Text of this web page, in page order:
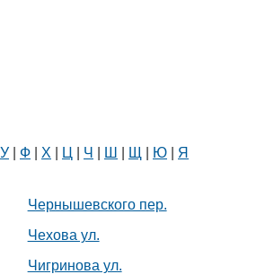
У Ф Х Ц Ч Ш Щ Ю Я
Чернышевского пер.
Чехова ул.
Чигринова ул.